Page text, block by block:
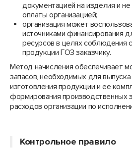
документацией на изделия и
оплаты организацией;
организация может
источниками финансирования
ресурсов в целях соблюдения
продукции ГОЗ заказчику.
Метод начисления обеспечивает
запасов, необходимых для
изготовления продукции и ее
формирования производственных
расходов организации по
Контрольное правило